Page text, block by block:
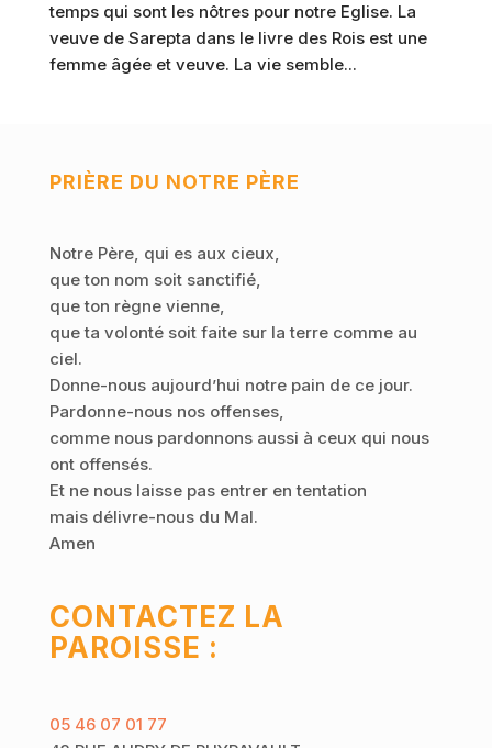
temps qui sont les nôtres pour notre Eglise. La
veuve de Sarepta dans le livre des Rois est une
femme âgée et veuve. La vie semble...
PRIÈRE DU NOTRE PÈRE
Notre Père, qui es aux cieux,
que ton nom soit sanctifié,
que ton règne vienne,
que ta volonté soit faite sur la terre comme au
ciel.
Donne-nous aujourd’hui notre pain de ce jour.
Pardonne-nous nos offenses,
comme nous pardonnons aussi à ceux qui nous
ont offensés.
Et ne nous laisse pas entrer en tentation
mais délivre-nous du Mal.
Amen
CONTACTEZ LA
PAROISSE :
05 46 07 01 77